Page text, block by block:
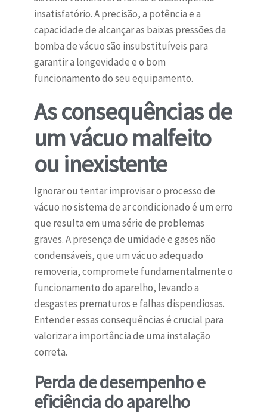
insatisfatório. A precisão, a potência e a
capacidade de alcançar as baixas pressões da
bomba de vácuo são insubstituíveis para
garantir a longevidade e o bom
funcionamento do seu equipamento.
As consequências de
um vácuo malfeito
ou inexistente
Ignorar ou tentar improvisar o processo de
vácuo no sistema de ar condicionado é um erro
que resulta em uma série de problemas
graves. A presença de umidade e gases não
condensáveis, que um vácuo adequado
removeria, compromete fundamentalmente o
funcionamento do aparelho, levando a
desgastes prematuros e falhas dispendiosas.
Entender essas consequências é crucial para
valorizar a importância de uma instalação
correta.
Perda de desempenho e
eficiência do aparelho